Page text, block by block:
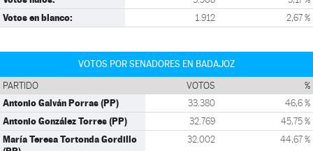
Votos en blanco: 1.912 2,67 %
VOTOS POR SENADORES EN BADAJOZ
PARTIDO VOTOS %
Antonio Galván Porras (PP) 33.380 46,6 %
Antonio González Torres (PP) 32.769 45,75 %
María Teresa Tortonda Gordillo
32.002 44,67 %